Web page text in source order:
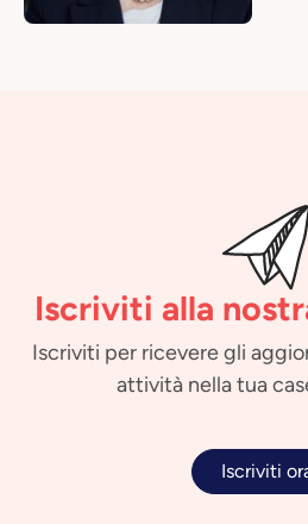
Iscriviti alla
Iscriviti per ricevere gli
attività nella tua
Iscriviti